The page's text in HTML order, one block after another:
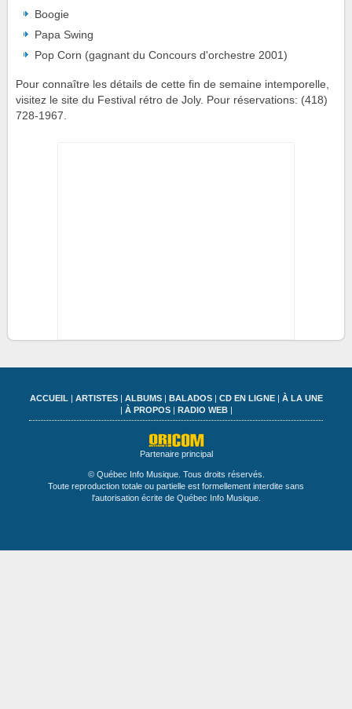
Boogie
Papa Swing
Pop Corn (gagnant du Concours d'orchestre 2001)
Pour connaître les détails de cette fin de semaine intemporelle,
visitez le site du Festival rétro de Joly. Pour réservations: (418)
728-1967.
ACCUEIL ARTISTES| ALBUMS| BALADOS| CD EN LIGNE| À LA UNE
À PROPOS| RADIO WEB|
Partenaire principal
© Québec Info Musique. Tous droits réservés.
Toute reproduction totale ou partielle est formellement interdite sans
l'autorisation écrite de Québec Info Musique.